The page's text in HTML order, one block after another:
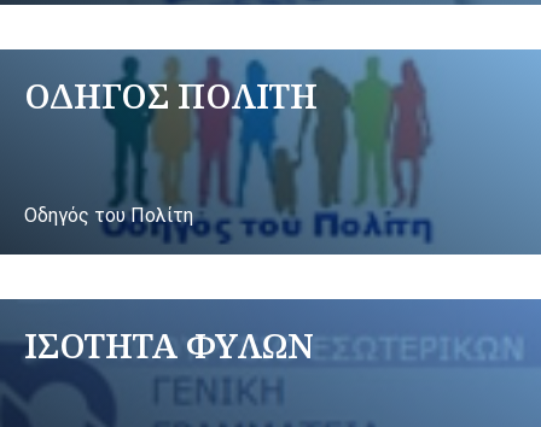
ΟΔΗΓΟΣ ΠΟΛΙΤΗ
Οδηγός του Πολίτη
ΙΣΟΤΗΤΑ ΦΥΛΩΝ